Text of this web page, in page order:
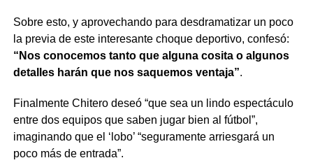
Sobre esto, y aprovechando para desdramatizar un poco
la previa de este interesante choque deportivo, confesó:
“Nos conocemos tanto que alguna cosita o algunos
detalles harán que nos saquemos ventaja”.
Finalmente Chitero deseó “que sea un lindo espectáculo
entre dos equipos que saben jugar bien al fútbol”,
imaginando que el ‘lobo’ “seguramente arriesgará un
poco más de entrada”.